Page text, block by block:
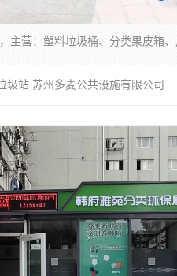
圾站 苏州多麦公共设施有限公司